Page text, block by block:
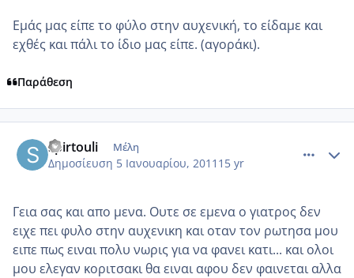
Εμάς μας είπε το φύλο στην αυχενική, το είδαμε και
εχθές και πάλι το ίδιο μας είπε. (αγοράκι).
Παράθεση
spirtouli Μέλη
Δημοσίευση 5 Ιανουαρίου, 2011 15 yr
Γεια σας και απο μενα. Ουτε σε εμενα ο γιατρος δεν
ειχε πει φυλο στην αυχενικη και οταν τον ρωτησα μου
ειπε πως ειναι πολυ νωρις για να φανει κατι... και ολοι
μου ελεγαν κοριτσακι θα ειναι αφου δεν φαινεται αλλα